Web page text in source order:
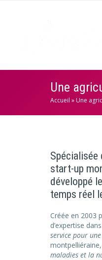
Une
Accueil » Une
Spécialisée
start-up
développé
temps réel
Créée en 2003
d’expertise
service pour
maladies et la